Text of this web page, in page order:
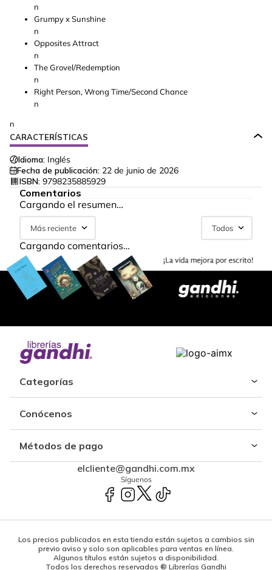
n
Grumpy x Sunshine
n
Opposites Attract
n
The Grovel/Redemption
n
Right Person, Wrong Time/Second Chance
n
n
CARACTERÍSTICAS
Idioma: Inglés
Fecha de publicación: 22 de junio de 2026
ISBN: 9798235885929
Comentarios
Cargando el resumen…
Más reciente Todos
Cargando comentarios…
Categorías
Conócenos
Métodos de pago
elcliente@gandhi.com.mx
Síguenos
Los precios publicados en esta tienda están sujetos a cambios sin
previo aviso y solo son aplicables para ventas en línea.
Algunos títulos están sujetos a disponibilidad.
Todos los derechos reservados ® Librerías Gandhi